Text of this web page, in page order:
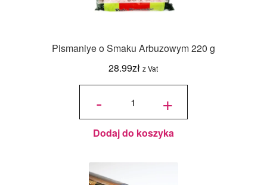
Pismaniye o Smaku Arbuzowym 220 g
28.99zł z Vat
-
ilość
Arbuzowym
220 g +
Dodaj do koszyka